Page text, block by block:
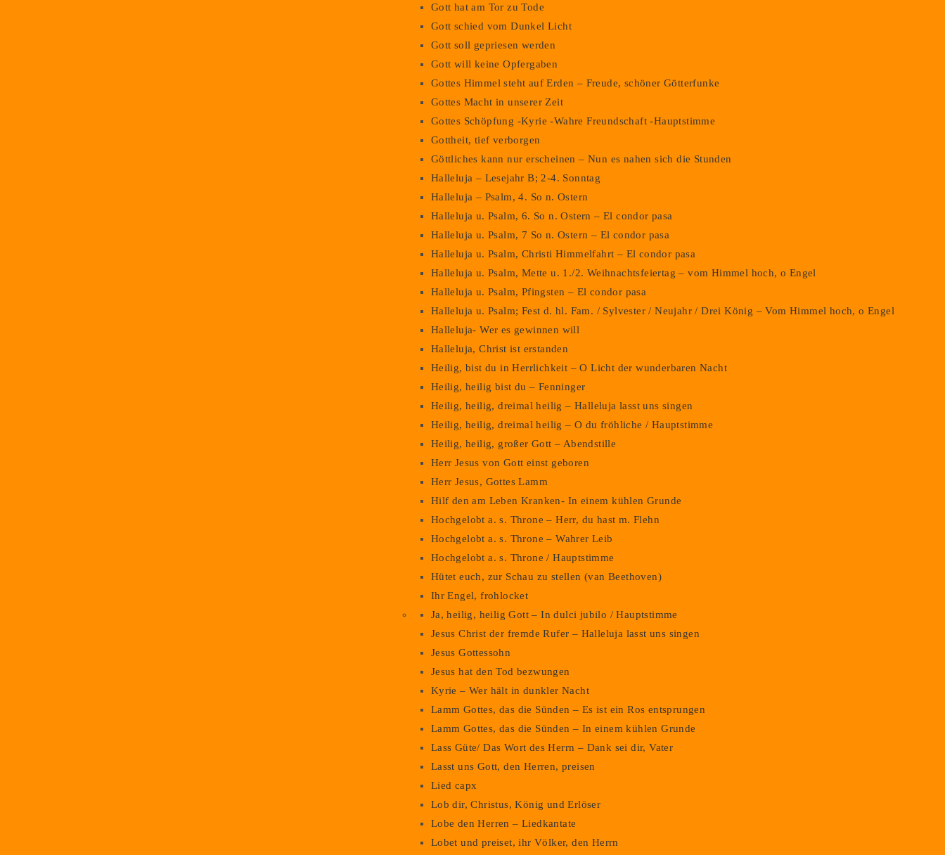
Gott hat am Tor zu Tode
Gott schied vom Dunkel Licht
Gott soll gepriesen werden
Gott will keine Opfergaben
Gottes Himmel steht auf Erden – Freude, schöner Götterfunke
Gottes Macht in unserer Zeit
Gottes Schöpfung -Kyrie -Wahre Freundschaft -Hauptstimme
Gottheit, tief verborgen
Göttliches kann nur erscheinen – Nun es nahen sich die Stunden
Halleluja – Lesejahr B; 2-4. Sonntag
Halleluja – Psalm, 4. So n. Ostern
Halleluja u. Psalm, 6. So n. Ostern – El condor pasa
Halleluja u. Psalm, 7 So n. Ostern – El condor pasa
Halleluja u. Psalm, Christi Himmelfahrt – El condor pasa
Halleluja u. Psalm, Mette u. 1./2. Weihnachtsfeiertag – vom Himmel hoch, o Engel
Halleluja u. Psalm, Pfingsten – El condor pasa
Halleluja u. Psalm; Fest d. hl. Fam. / Sylvester / Neujahr / Drei König – Vom Himmel hoch, o Engel
Halleluja- Wer es gewinnen will
Halleluja, Christ ist erstanden
Heilig, bist du in Herrlichkeit – O Licht der wunderbaren Nacht
Heilig, heilig bist du – Fenninger
Heilig, heilig, dreimal heilig – Halleluja lasst uns singen
Heilig, heilig, dreimal heilig – O du fröhliche / Hauptstimme
Heilig, heilig, großer Gott – Abendstille
Herr Jesus von Gott einst geboren
Herr Jesus, Gottes Lamm
Hilf den am Leben Kranken- In einem kühlen Grunde
Hochgelobt a. s. Throne – Herr, du hast m. Flehn
Hochgelobt a. s. Throne – Wahrer Leib
Hochgelobt a. s. Throne / Hauptstimme
Hütet euch, zur Schau zu stellen (van Beethoven)
Ihr Engel, frohlocket
Ja, heilig, heilig Gott – In dulci jubilo / Hauptstimme
Jesus Christ der fremde Rufer – Halleluja lasst uns singen
Jesus Gottessohn
Jesus hat den Tod bezwungen
Kyrie – Wer hält in dunkler Nacht
Lamm Gottes, das die Sünden – Es ist ein Ros entsprungen
Lamm Gottes, das die Sünden – In einem kühlen Grunde
Lass Güte/ Das Wort des Herrn – Dank sei dir, Vater
Lasst uns Gott, den Herren, preisen
Lied capx
Lob dir, Christus, König und Erlöser
Lobe den Herren – Liedkantate
Lobet und preiset, ihr Völker, den Herrn